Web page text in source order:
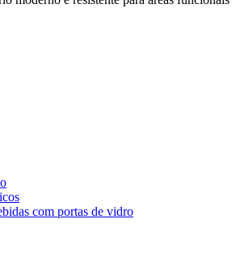
com portas de vidro